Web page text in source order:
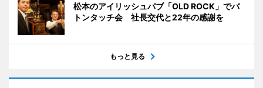
松本のアイリッシュパブ「OLD ROCK」でバ
トンタッチ会 社長交代と22年の感謝を
もっと見る